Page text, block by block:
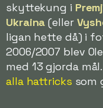
skyttekung i
Ukraina (eller
ligan hette då) i
2006/2007 blev
med 13 gjorda
alla hattricks som